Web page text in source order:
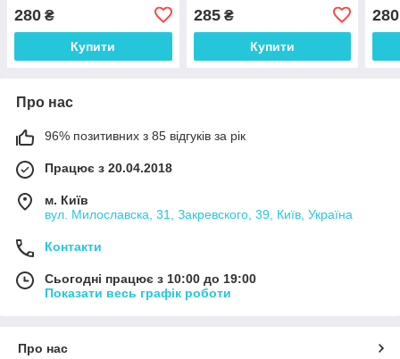
280 ₴
Купити
285₴
Купити
280
Про нас
96% позитивних з 85 відгуків за рік
Працює з 20.04.2018
м. Київ
вул. Милославска, 31, Закревского, 39, Київ, Україна
Контакти
Сьогодні працює з 10:00 до 19:00
Показати весь графік роботи
Про нас